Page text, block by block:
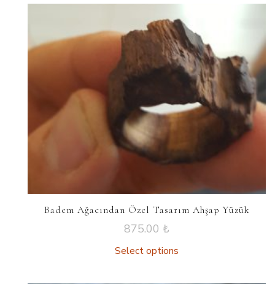
Badem Ağacından Özel Tasarım Ahşap Yüzük
875.00 ₺
Select options